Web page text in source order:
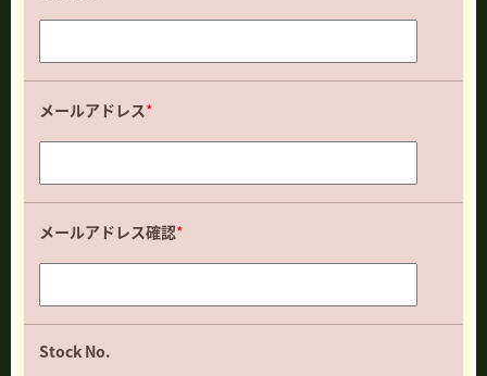
メールアドレス*
メールアドレス確認*
Stock No.